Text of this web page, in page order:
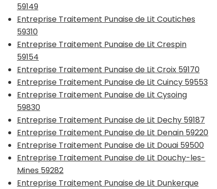
59149
Entreprise Traitement Punaise de Lit Coutiches
59310
Entreprise Traitement Punaise de Lit Crespin
59154
Entreprise Traitement Punaise de Lit Croix 59170
Entreprise Traitement Punaise de Lit Cuincy 59553
Entreprise Traitement Punaise de Lit Cysoing
59830
Entreprise Traitement Punaise de Lit Dechy 59187
Entreprise Traitement Punaise de Lit Denain 59220
Entreprise Traitement Punaise de Lit Douai 59500
Entreprise Traitement Punaise de Lit Douchy-les-
Mines 59282
Entreprise Traitement Punaise de Lit Dunkerque